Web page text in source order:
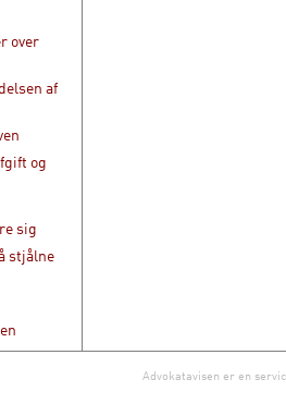
over
af
og
sig
stjålne
Advokatavisen er en